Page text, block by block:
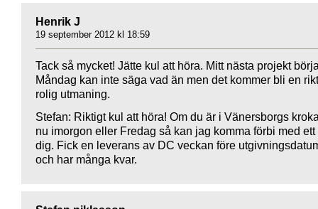
Henrik J
19 september 2012 kl 18:59
Tack så mycket! Jätte kul att höra. Mitt nästa projekt
Måndag kan inte säga vad än men det kommer bli en
rolig utmaning.
Stefan: Riktigt kul att höra! Om du är i Vänersborgs
nu imorgon eller Fredag så kan jag komma förbi med ett
dig. Fick en leverans av DC veckan före
och har många kvar.